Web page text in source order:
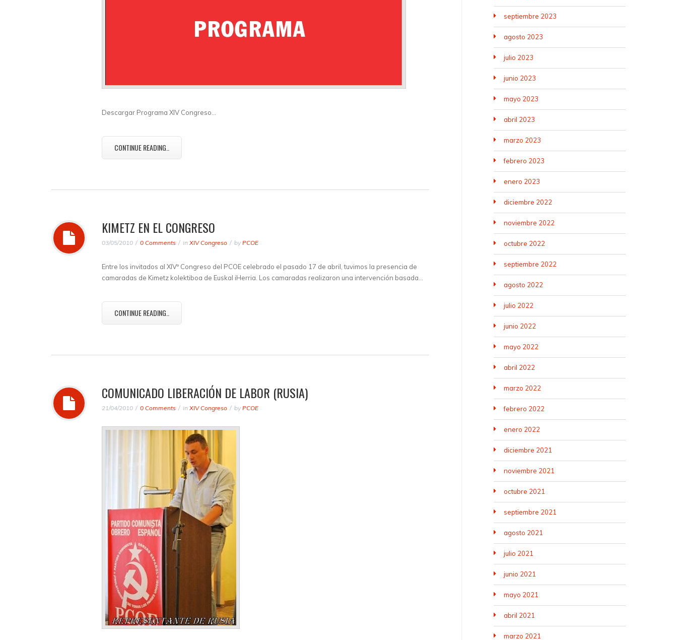
Descargar Programa XIV Congreso…
CONTINUE READING..
KIMETZ EN EL CONGRESO
03/05/2010 0 Comments in XIV Congreso by PCOE
Entre los invitados al XIVº Congreso del PCOE celebrado el pasado 17 de abril, tuvimos la presencia de
camaradas de Kimetz kolektiboa de Euskal iHerria. Los camaradas realizaron una intervención basada…
CONTINUE READING..
COMUNICADO LIBERACIÓN DE LABOR (RUSIA)
21/04/2010 0 Comments in XIV Congreso by PCOE
septiembre 2023
agosto 2023
julio 2023
junio 2023
mayo 2023
abril 2023
marzo 2023
febrero 2023
enero 2023
diciembre 2022
noviembre 2022
octubre 2022
septiembre 2022
agosto 2022
julio 2022
junio 2022
mayo 2022
abril 2022
marzo 2022
febrero 2022
enero 2022
diciembre 2021
noviembre 2021
octubre 2021
septiembre 2021
agosto 2021
julio 2021
junio 2021
mayo 2021
abril 2021
marzo 2021